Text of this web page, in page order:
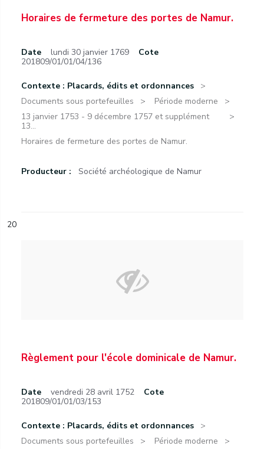
Horaires de fermeture des portes de Namur.
Date lundi 30 janvier 1769
Cote
201809/01/01/04/136
Contexte : Placards, édits et ordonnances
Documents sous portefeuilles
Période moderne
13 janvier 1753 - 9 décembre 1757 et supplément
13...
Horaires de fermeture des portes de Namur.
Producteur : Société archéologique de Namur
20
Règlement pour l'école dominicale de Namur.
Date vendredi 28 avril 1752
Cote
201809/01/01/03/153
Contexte : Placards, édits et ordonnances
Documents sous portefeuilles
Période moderne